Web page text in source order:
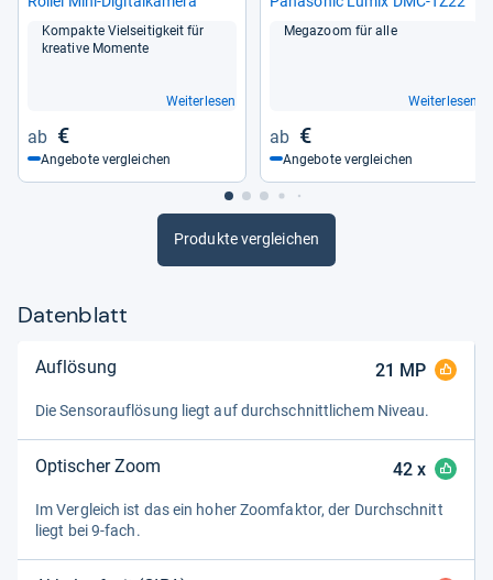
vonHeike Jestram
Kom­pakte Viel­sei­tig­keit für
krea­tive Momente
Weiterlesen
€
Angebote vergleichen
Mega­zoom für alle
Weiterlesen
€
Angebote vergleichen
Produkte vergleichen
Datenblatt
Auflösung 21 MP
Die Sen­sorauf­lö­sung liegt auf durch­schnitt­li­chem Niveau.
Optischer Zoom 42x
Im Ver­gleich ist das ein hoher Zoom­fak­tor, der Durch­schnitt
liegt bei 9-​fach.